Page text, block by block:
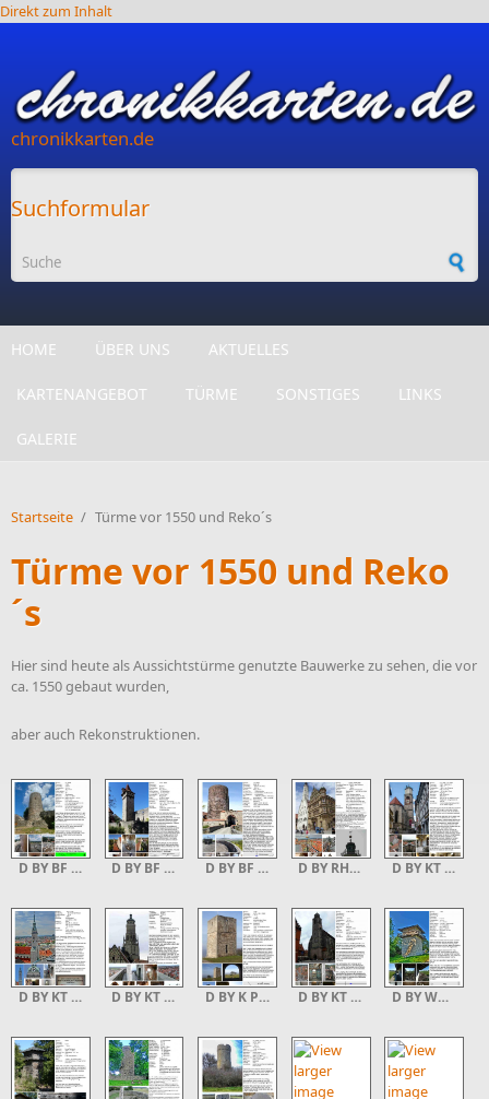
Direkt zum Inhalt
chronikkarten.de
Suchformular
HOME ÜBER UNS AKTUELLES
KARTENANGEBOT TÜRME SONSTIGES LINKS
GALERIE
Startseite / Türme vor 1550 und Reko´s
Türme vor 1550 und Reko
´s
Hier sind heute als Aussichtstürme genutzte Bauwerke zu sehen, die vor
ca. 1550 gebaut wurden,
aber auch Rekonstruktionen.
D BY BF Br Treffelstein D BY BF Ostheim D BY BF Schloss Saaleck D BY RHT Rothenburg Od T 0 D BY KT Martinsturm 0
D BY KT Alter Peter 0 D BY KT Daniel D BY K Ppl D BY KT Dinkelsb Hl D BY Wp 14 63 Erkertshofen